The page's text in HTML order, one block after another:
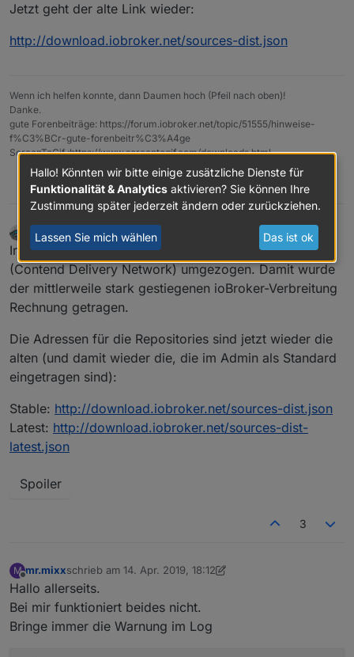
Jetzt geht der alte Link wieder:
http://download.iobroker.net/sources-dist.json
Wenn ich helfen konnte, dann Daumen hoch (Pfeil nach oben)!
Danke.
gute Forenbeiträge: https://forum.iobroker.net/topic/51555/hinweise-
f%C3%BCr-gute-forenbeitr%C3%A4ge
ScreenToGif :https://www.screentogif.com/downloads.html
0
Offline
Stabilostick schrieb am11. Apr. 2019, 18:08
zuletzt editiert von Stabilostick 4. Nov. 2019, 21:46
Inzwischen wurden die json-Dateien auf ein CDN
(Contend Delivery Network) umgezogen. Damit wurde
der mittlerweile stark gestiegenen ioBroker-Verbreitung
Rechnung getragen.
Die Adressen für die Repositories sind jetzt wieder die
alten (und damit wieder die, die im Admin als Standard
eingetragen sind):
Stable: http://download.iobroker.net/sources-dist.json
Latest: http://download.iobroker.net/sources-dist-
latest.json
Spoiler
3
M
Offline
mr.mixxschrieb am 14. Apr. 2019, 18:12
zuletzt editiert von Negalein
Hallo allerseits.
Bei mir funktioniert beides nicht.
Bringe immer die Warnung im Log
Hallo! Könnten wir bitte einige zusätzliche Dienste für
Funktionalität & Analytics aktivieren? Sie können Ihre
Zustimmung später jederzeit ändern oder zurückziehen.
Lassen Sie mich wählen Das ist ok